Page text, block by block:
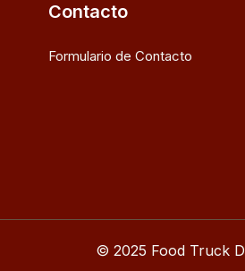
Contacto
Formulario de Contacto
© 2025 Food Truck